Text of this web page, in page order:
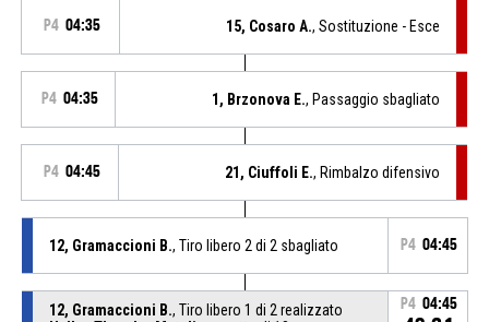
P4 04:35 15, Cosaro A., Sostituzione - Esce
P4 04:35 1, Brzonova E., Passaggio sbagliato
P4 04:45 21, Ciuffoli E., Rimbalzo difensivo
12, Gramaccioni B., Tiro libero 2 di 2 sbagliato P4 04:45
12, Gramaccioni B., Tiro libero 1 di 2 realizzato
P4 04:45